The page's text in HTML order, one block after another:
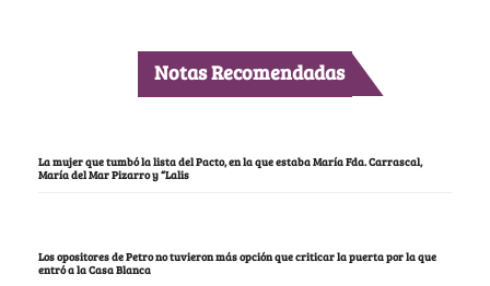
Notas Recomendadas
La mujer que tumbó la lista del Pacto, en la que estaba María Fda. Carrascal,
María del Mar Pizarro y “Lalis
Los opositores de Petro no tuvieron más opción que criticar la puerta por la que
entró a la Casa Blanca